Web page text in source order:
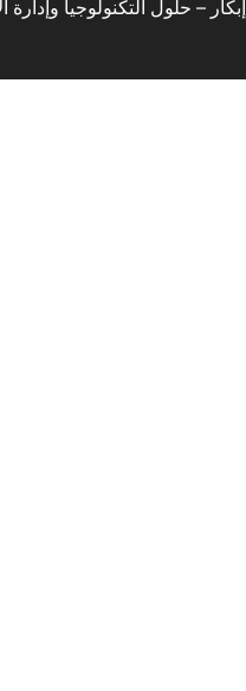
إبكار – حلول التكنولوجيا وإدارة